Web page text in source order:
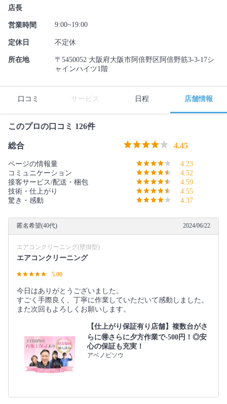
店長
営業時間 9:00~19:00
定休日 不定休
所在地
〒5450052 大阪府大阪市阿倍野区阿倍野筋3-3-17シ
ャインハイツ1階
口コミ サービス 日程 店舗情報
このプロの口コミ 126件
総合 4.45
ページの情報量
4.23
コミュニケーション
4.52
接客サービス/配送・梱包
4.59
技術・仕上がり
4.55
驚き・感動
4.37
匿名希望(40代) 2024/06/22
エアコンクリーニング(壁掛型)
エアコンクリーニング
5.00
今日はありがとうございました。
すごく手際良く、丁寧に作業していただいて感動しました。
また次回もよろしくお願いします。
【仕上がり保証有り店舗】複数台がさ
らに🉐さらに夕方作業で-500円！◎安
心の保証も充実！
アベノビソウ